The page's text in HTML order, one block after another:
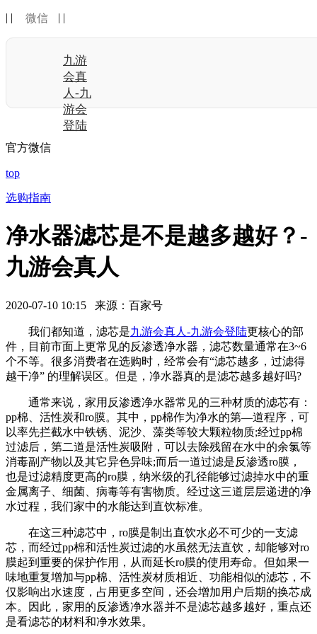
| | 微信 | |
九游
会真
人-九
游会
登陆
官方微信
top
选购指南
净水器滤芯是不是越多越好？-
九游会真人
2020-07-10 10:15 来源：百家号
我们都知道，滤芯是九游会真人-九游会登陆更核心的部
件，目前市面上更常见的反渗透净水器，滤芯数量通常在3~6
个不等。很多消费者在选购时，经常会有“滤芯越多，过滤得
越干净” 的理解误区。但是，净水器真的是滤芯越多越好吗?
通常来说，家用反渗透净水器常见的三种材质的滤芯有：
pp棉、活性炭和ro膜。其中，pp棉作为净水的第—道程序，可
以率先拦截水中铁锈、泥沙、藻类等较大颗粒物质;经过pp棉
过滤后，第二道是活性炭吸附，可以去除残留在水中的余氯等
消毒副产物以及其它异色异味;而后一道过滤是反渗透ro膜，
也是过滤精度更高的ro膜，纳米级的孔径能够过滤掉水中的重
金属离子、细菌、病毒等有害物质。经过这三道层层递进的净
水过程，我们家中的水能达到直饮标准。
在这三种滤芯中，ro膜是制出直饮水必不可少的一支滤
芯，而经过pp棉和活性炭过滤的水虽然无法直饮，却能够对ro
膜起到重要的保护作用，从而延长ro膜的使用寿命。但如果一
味地重复增加与pp棉、活性炭材质相近、功能相似的滤芯，不
仅影响出水速度，占用更多空间，还会增加用户后期的换芯成
本。因此，家用的反渗透净水器并不是滤芯越多越好，重点还
是看滤芯的材料和净水效果。